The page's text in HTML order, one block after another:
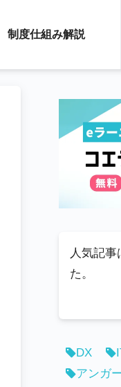
制度仕組み解説
人気記
た。
DX
アンガ